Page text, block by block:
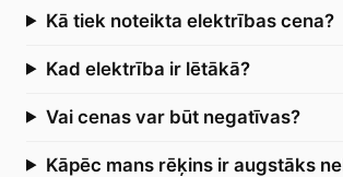
Kā tiek noteikta elektrības cena?
Kad elektrība ir lētākā?
Vai cenas var būt negatīvas?
Kāpēc mans rēķins ir augstāks